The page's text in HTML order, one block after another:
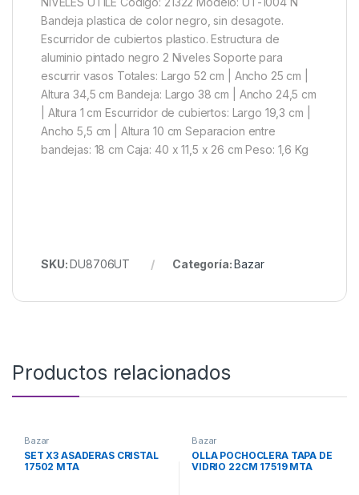
Bandeja plastica de color negro, sin desagote.
Escurridor de cubiertos plastico. Estructura de
aluminio pintado negro 2 Niveles Soporte para
escurrir vasos Totales: Largo 52 cm | Ancho 25 cm |
Altura 34,5 cm Bandeja: Largo 38 cm | Ancho 24,5 cm
| Altura 1 cm Escurridor de cubiertos: Largo 19,3 cm |
Ancho 5,5 cm | Altura 10 cm Separacion entre
bandejas: 18 cm Caja: 40 x 11,5 x 26 cm Peso: 1,6 Kg
SKU:DU8706UT Categoría:Bazar
Productos relacionados
Bazar
SET X3 ASADERAS CRISTAL
17502 MTA
Bazar
OLLA POCHOCLERA TAPA DE
VIDRIO 22CM 17519 MTA